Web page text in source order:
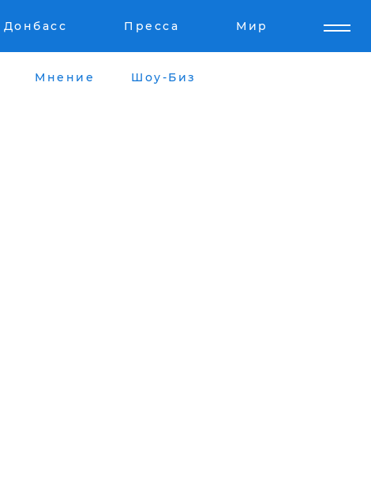
Донбасс Пресса Мир
Мнение Шоу-Биз